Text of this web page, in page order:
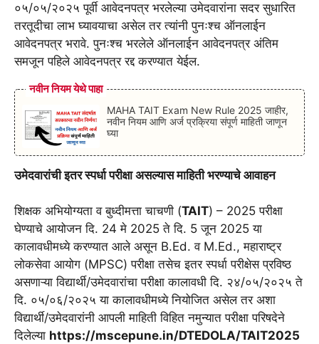
०५/०५/२०२५ पूर्वी आवेदनपत्र भरलेल्या उमेदवारांना सदर सुधारित
तरतूदीचा लाभ घ्यावयाचा असेल तर त्यांनी पुनःश्च ऑनलाईन
आवेदनपत्र भरावे. पुनःश्च भरलेले ऑनलाईन आवेदनपत्र अंतिम
समजून पहिले आवेदनपत्र रद्द करण्यात येईल.
नवीन नियम येथे पाहा
MAHA TAIT Exam New Rule 2025 जाहीर,
नवीन नियम आणि अर्ज प्रक्रिया संपूर्ण माहिती जाणून
घ्या
उमेदवारांची इतर स्पर्धा परीक्षा असल्यास माहिती भरण्याचे आवाहन
शिक्षक अभियोग्यता व बुध्दीमत्ता चाचणी (TAIT) – 2025 परीक्षा
घेण्याचे आयोजन दि. 24 मे 2025 ते दि. 5 जून 2025 या
कालावधीमध्ये करण्यात आले असून B.Ed. व M.Ed., महाराष्ट्र
लोकसेवा आयोग (MPSC) परीक्षा तसेच इतर स्पर्धा परीक्षेस प्रविष्ठ
असणाऱ्या विद्यार्थी/उमेदवारांचा परीक्षा कालावधी दि. २४/०५/२०२५ ते
दि. ०५/०६/२०२५ या कालावधीमध्ये नियोजित असेल तर अशा
विद्यार्थी/उमेदवारांनी आपली माहिती विहित नमुन्यात परीक्षा परिषदेने
दिलेल्या https://mscepune.in/DTEDOLA/TAIT2025